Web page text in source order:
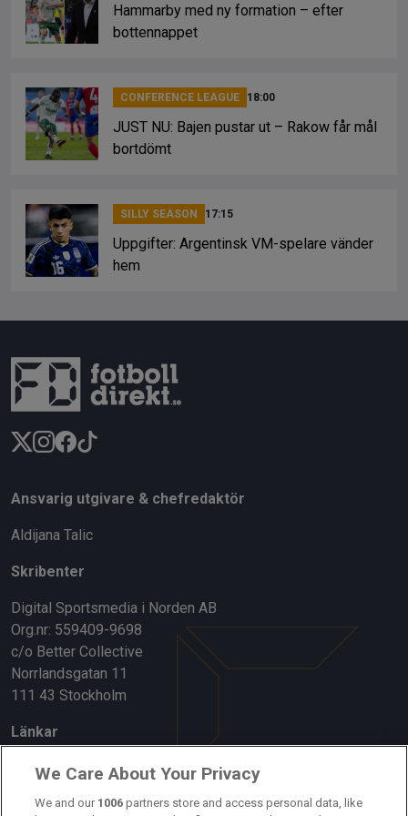
Hammarby med ny formation – efter
bottennappet
CONFERENCE LEAGUE 18:00
JUST NU: Bajen pustar ut – Rakow får mål
bortdömt
SILLY SEASON 17:15
Uppgifter: Argentinsk VM-spelare vänder
hem
Ansvarig utgivare & chefredaktör
Aldijana Talic
Skribenter
Digital Sportsmedia i Norden AB
Org.nr: 559409-9698
c/o Better Collective
Norrlandsgatan 11
111 43 Stockholm
Länkar
Om oss
Kontakta oss
We Care About Your Privacy
We and our 1006 partners store and access personal data, like